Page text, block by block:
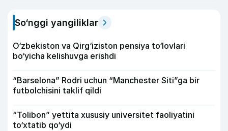
So‘nggi yangiliklar
O‘zbekiston va Qirg‘iziston pensiya to‘lovlari
bo‘yicha kelishuvga erishdi
“Barselona” Rodri uchun “Manchester Siti”ga bir
futbolchisini taklif qildi
“Tolibon” yettita xususiy universitet faoliyatini
to‘xtatib qo‘ydi